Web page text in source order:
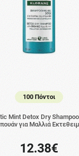
100 Πόντοι
Mint Detox Dry
για Μαλλιά
12.38€